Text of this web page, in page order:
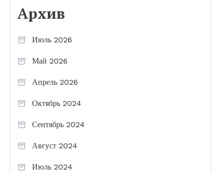
Архив
Июль 2026
Май 2026
Апрель 2026
Октябрь 2024
Сентябрь 2024
Август 2024
Июль 2024